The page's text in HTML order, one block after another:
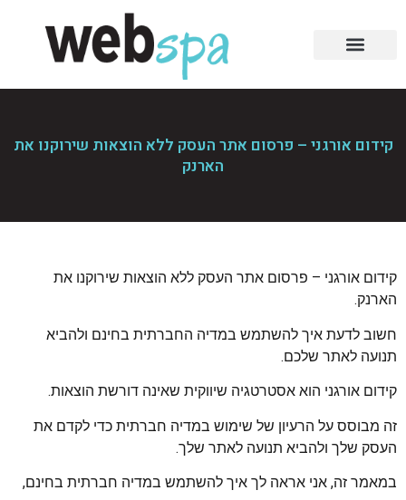
קידום אורגני – פרסום אתר העסק ללא הוצאות שירוקנו את
הארנק
קידום אורגני – פרסום אתר העסק ללא הוצאות שירוקנו את
הארנק.
חשוב לדעת איך להשתמש במדיה החברתית בחינם ולהביא
תנועה לאתר שלכם.
קידום אורגני הוא אסטרטגיה שיווקית שאינה דורשת הוצאות.
זה מבוסס על הרעיון של שימוש במדיה חברתית כדי לקדם את
העסק שלך ולהביא תנועה לאתר שלך.
במאמר זה, אני אראה לך איך להשתמש במדיה חברתית בחינם,